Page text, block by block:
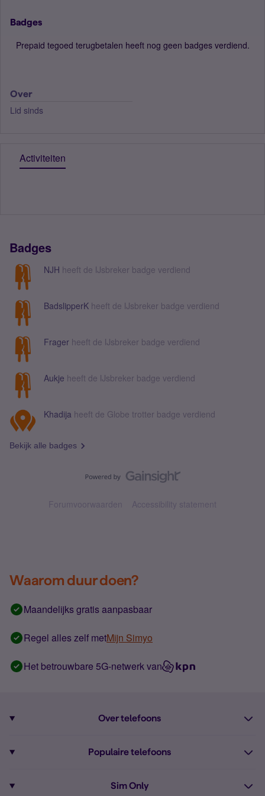
Badges
Prepaid tegoed terugbetalen heeft nog geen badges verdiend.
Over
Lid sinds
Activiteiten
Badges
NJH heeft de IJsbreker badge verdiend
BadslipperK heeft de IJsbreker badge verdiend
Frager heeft de IJsbreker badge verdiend
Aukje heeft de IJsbreker badge verdiend
Khadija heeft de Globe trotter badge verdiend
Bekijk alle badges
Forumvoorwaarden Accessibility statement
Waarom duur doen?
Maandelijks gratis aanpasbaar
Regel alles zelf metMijn Simyo
Het betrouwbare 5G-netwerk van
Over telefoons
Alle telefoons
Populaire telefoons
Sim Only